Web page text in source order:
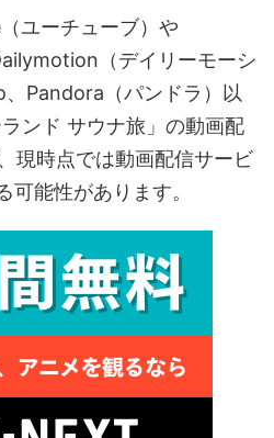
ユーチューブ）や
（デイリーモーシ
Pandora（パンドラ）以
ンド サウナ旅」の動画配
現時点では動画配信サービ
可能性があります。